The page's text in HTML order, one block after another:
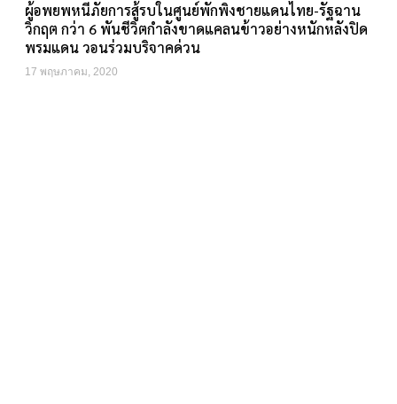
ผู้อพยพหนีภัยการสู้รบในศูนย์พักพิงชายแดนไทย-รัฐฉาน
วิกฤต กว่า 6 พันชีวิตกำลังขาดแคลนข้าวอย่างหนักหลังปิด
พรมแดน วอนร่วมบริจาคด่วน
17 พฤษภาคม, 2020